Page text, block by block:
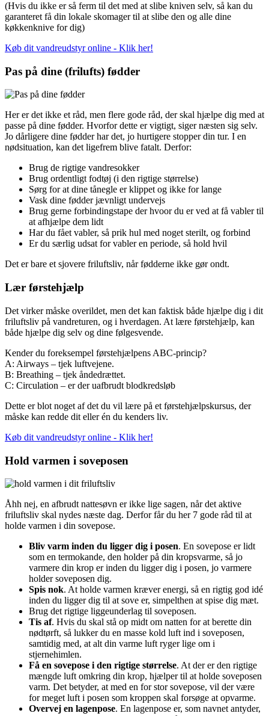
(Hvis du ikke er så ferm til det med at slibe kniven selv, så kan du
garanteret få din lokale skomager til at slibe den og alle dine
køkkenknive for dig)
Køb dit vandreudstyr online - Klik her!
Pas på dine (frilufts) fødder
Her er det ikke et råd, men flere gode råd, der skal hjælpe dig med at
passe på dine fødder. Hvorfor dette er vigtigt, siger næsten sig selv.
Jo dårligere dine fødder har det, jo hurtigere stopper din tur. I en
nødsituation, kan det ligefrem blive fatalt. Derfor:
Brug de rigtige vandresokker
Brug ordentligt fodtøj (i den rigtige størrelse)
Sørg for at dine tånegle er klippet og ikke for lange
Vask dine fødder jævnligt undervejs
Brug gerne forbindingstape der hvoor du er ved at få vabler til
at afhjælpe dem lidt
Har du fået vabler, så prik hul med noget sterilt, og forbind
Er du særlig udsat for vabler en periode, så hold hvil
Det er bare et sjovere friluftsliv, når fødderne ikke gør ondt.
Lær førstehjælp
Det virker måske overildet, men det kan faktisk både hjælpe dig i dit
friluftsliv på vandreturen, og i hverdagen. At lære førstehjælp, kan
både hjælpe dig selv og dine følgesvende.
Kender du foreksempel førstehjælpens ABC-princip?
A: Airways – tjek luftvejene.
B: Breathing – tjek åndedrættet.
C: Circulation – er der uafbrudt blodkredsløb
Dette er blot noget af det du vil lære på et førstehjælpskursus, der
måske kan redde dit eller én du kenders liv.
Køb dit vandreudstyr online - Klik her!
Hold varmen i soveposen
Åhh nej, en afbrudt nattesøvn er ikke lige sagen, når det aktive
friluftsliv skal nydes næste dag. Derfor får du her 7 gode råd til at
holde varmen i din sovepose.
Bliv varm inden du ligger dig i posen. En sovepose er lidt
som en termokande, den holder på din kropsvarme, så jo
varmere din krop er inden du ligger dig i posen, jo varmere
holder soveposen dig.
Spis nok. At holde varmen kræver energi, så en rigtig god idé
inden du ligger dig til at sove er, simpelthen at spise dig mæt.
Brug det rigtige liggeunderlag til soveposen.
Tis af. Hvis du skal stå op midt om natten for at berette din
nødtørft, så lukker du en masse kold luft ind i soveposen,
samtidig med, at alt din varme luft ryger lige om i
stjernehimlen.
Få en sovepose i den rigtige størrelse. At der er den rigtige
mængde luft omkring din krop, hjælper til at holde soveposen
varm. Det betyder, at med en for stor sovepose, vil der være
for meget luft i posen som kroppen skal forsøge at opvarme.
Overvej en lagenpose. En lagenpose er, som navnet antyder,